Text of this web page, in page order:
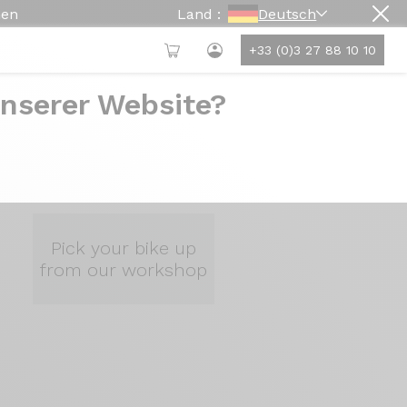
Land : Deutsch
+33 (0)3 27 88 10 10
Website?
Pick your bike up
from our workshop